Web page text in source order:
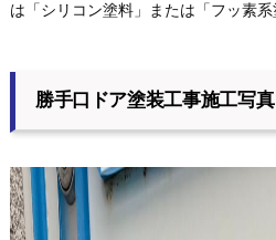
は「シリコン塗料」または「フッ素系
勝手口ドア塗装工事施工写真